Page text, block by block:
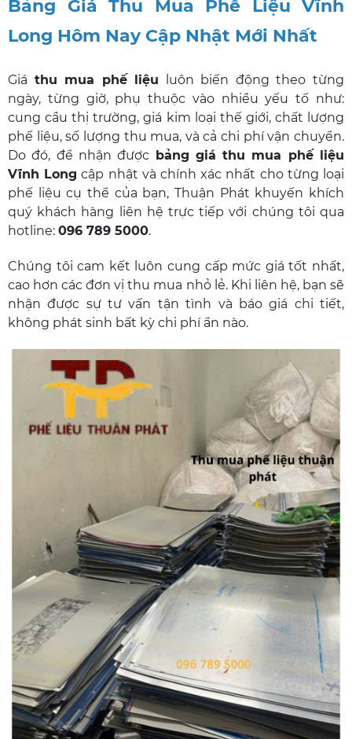
Bảng Giá Thu Mua Phế Liệu Vĩnh
Long Hôm Nay Cập Nhật Mới Nhất
Giá thu mua phế liệu luôn biến động theo từng
ngày, từng giờ, phụ thuộc vào nhiều yếu tố như:
cung cầu thị trường, giá kim loại thế giới, chất lượng
phế liệu, số lượng thu mua, và cả chi phí vận chuyển.
Do đó, để nhận được bảng giá thu mua phế liệu
Vĩnh Long cập nhật và chính xác nhất cho từng loại
phế liệu cụ thể của bạn, Thuận Phát khuyến khích
quý khách hàng liên hệ trực tiếp với chúng tôi qua
hotline: 096 789 5000.
Chúng tôi cam kết luôn cung cấp mức giá tốt nhất,
cao hơn các đơn vị thu mua nhỏ lẻ. Khi liên hệ, bạn sẽ
nhận được sự tư vấn tận tình và báo giá chi tiết,
không phát sinh bất kỳ chi phí ẩn nào.